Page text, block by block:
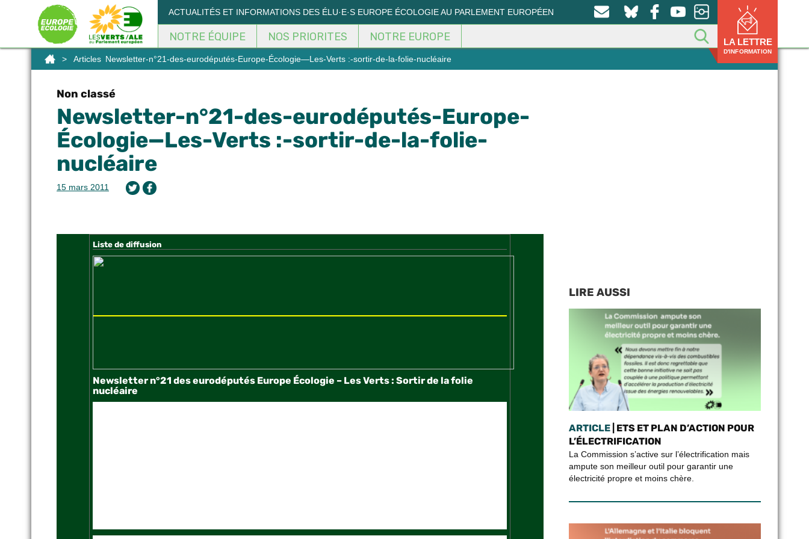
ACTUALITÉS ET INFORMATIONS DES ÉLU·E·S EUROPE ÉCOLOGIE AU PARLEMENT EUROPÉEN
NOTRE ÉQUIPE NOS PRIORITES NOTRE EUROPE LA LETTRE
D'INFORMATION
> Articles Newsletter-n°21-des-eurodéputés-Europe-Écologie—Les-Verts :-sortir-de-la-folie-nucléaire
Non classé
Newsletter-n°21-des-eurodéputés-Europe-
Écologie—Les-Verts :-sortir-de-la-folie-
nucléaire
15 mars 2011
Liste de diffusion
Newsletter n°21 des eurodéputés Europe Écologie – Les Verts : Sortir de la folie
nucléaire
LIRE AUSSI
ARTICLE| ETS ET PLAN D’ACTION POUR
L’ÉLECTRIFICATION
La Commission s’active sur l’électrification mais
ampute son meilleur outil pour garantir une
électricité propre et moins chère.
Panneau de gestion des cookies